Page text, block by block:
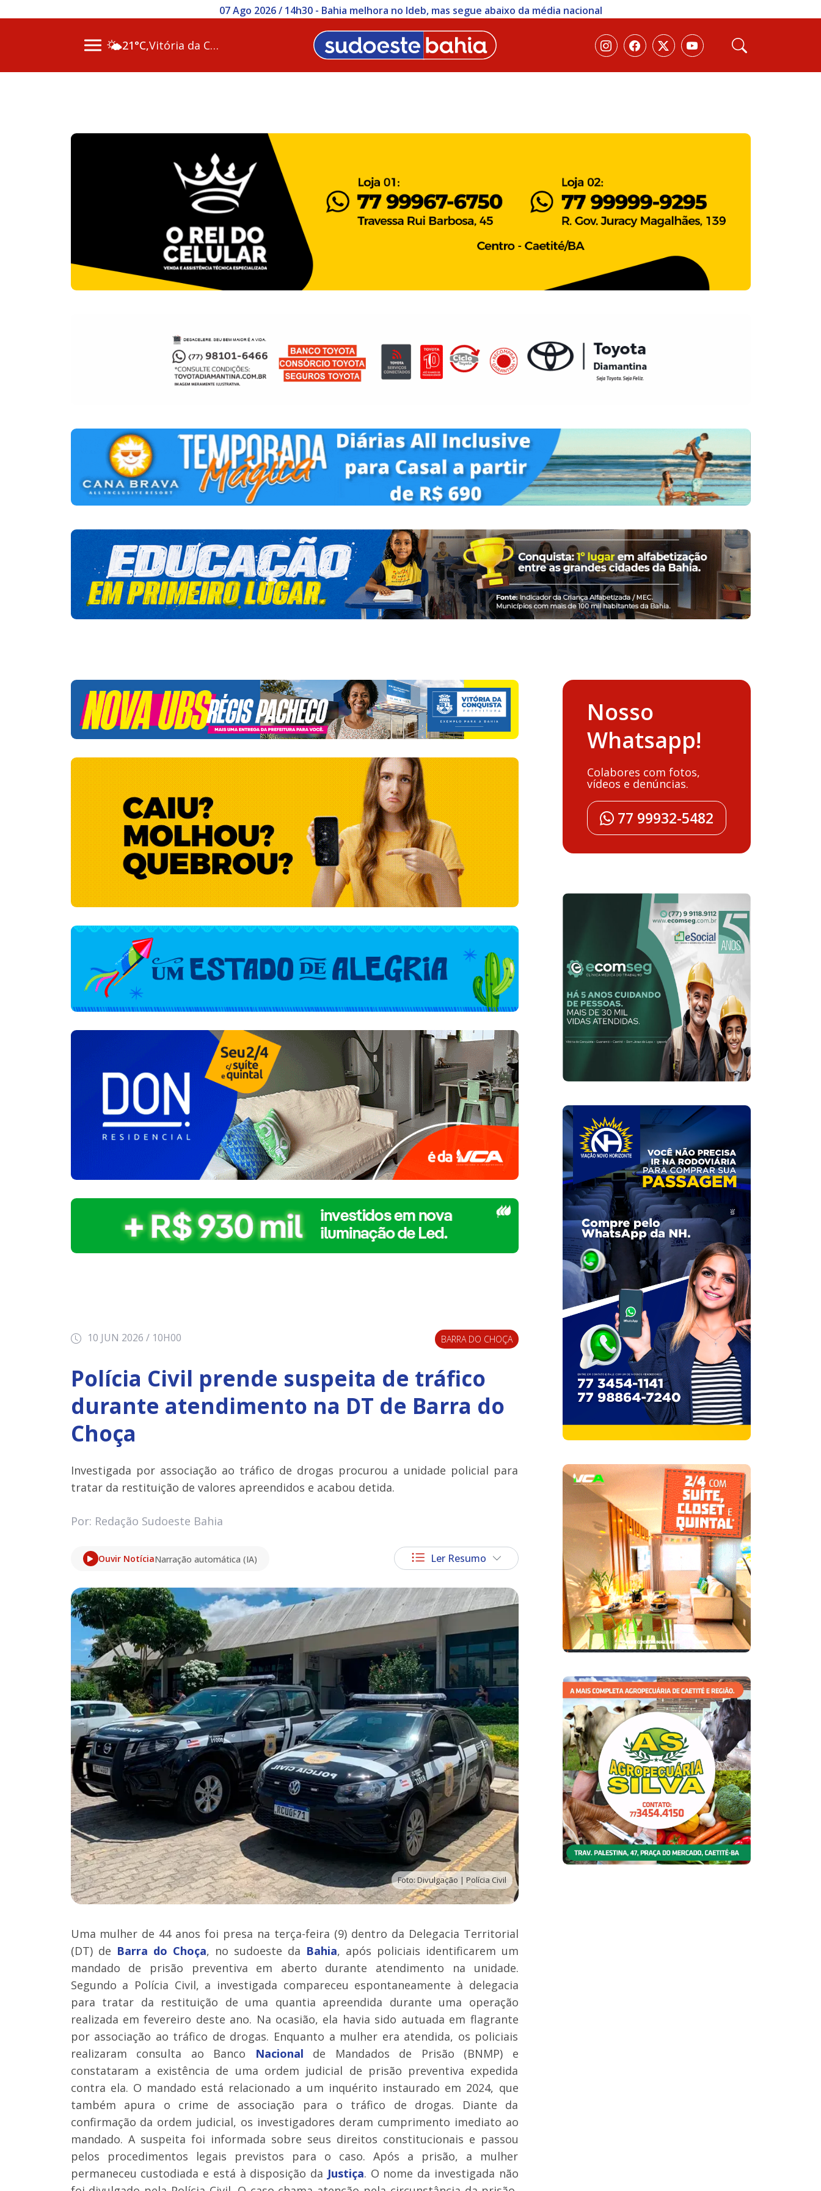
07 Ago 2026 / 14h30 - Bahia melhora no Ideb, mas segue abaixo da média nacional
🌤️21°C, Vitória da Conq…
10 JUN 2026 / 10H00 BARRA DO CHOÇA
Polícia Civil prende suspeita de tráfico
durante atendimento na DT de Barra do
Choça
Investigada por associação ao tráfico de drogas procurou a unidade policial para
tratar da restituição de valores apreendidos e acabou detida.
Por: Redação Sudoeste Bahia
Ouvir NotíciaNarração automática (IA) Ler Resumo
Foto: Divulgação | Polícia Civil
Uma mulher de 44 anos foi presa na terça-feira (9) dentro da Delegacia Territorial
(DT) de Barra do Choça, no sudoeste da Bahia, após policiais identificarem um
mandado de prisão preventiva em aberto durante atendimento na unidade.
Segundo a Polícia Civil, a investigada compareceu espontaneamente à delegacia
para tratar da restituição de uma quantia apreendida durante uma operação
realizada em fevereiro deste ano. Na ocasião, ela havia sido autuada em flagrante
por associação ao tráfico de drogas. Enquanto a mulher era atendida, os policiais
realizaram consulta ao Banco
Nacional de Mandados de Prisão (BNMP) e
constataram a existência de uma ordem judicial de prisão preventiva expedida
contra ela. O mandado está relacionado a um inquérito instaurado em 2024, que
também apura o crime de associação para o tráfico de drogas. Diante da
confirmação da ordem judicial, os investigadores deram cumprimento imediato ao
mandado. A suspeita foi informada sobre seus direitos constitucionais e passou
pelos procedimentos legais previstos para o caso. Após a prisão, a mulher
permaneceu custodiada e está à disposição da Justiça. O nome da investigada não
Nosso
Whatsapp!
Colabores com fotos,
vídeos e denúncias.
77 99932-5482